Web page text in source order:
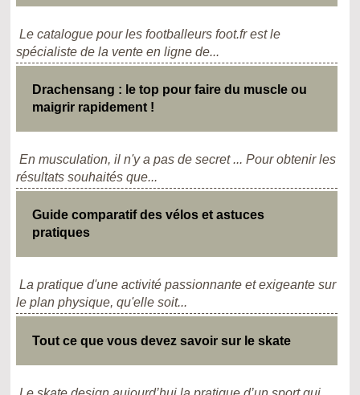
Le catalogue pour les footballeurs foot.fr est le
spécialiste de la vente en ligne de...
Drachensang : le top pour faire du muscle ou
maigrir rapidement !
En musculation, il n'y a pas de secret ... Pour obtenir les
résultats souhaités que...
Guide comparatif des vélos et astuces
pratiques
La pratique d'une activité passionnante et exigeante sur
le plan physique, qu'elle soit...
Tout ce que vous devez savoir sur le skate